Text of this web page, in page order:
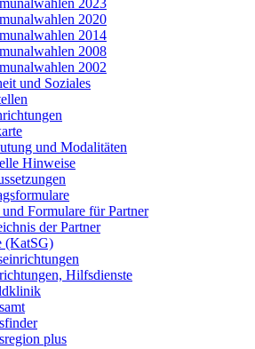
2023
2020
2014
2008
2002
und Soziales
und Modalitäten
Hinweise
Formulare für Partner
der Partner
(KatSG)
Hilfsdienste
plus